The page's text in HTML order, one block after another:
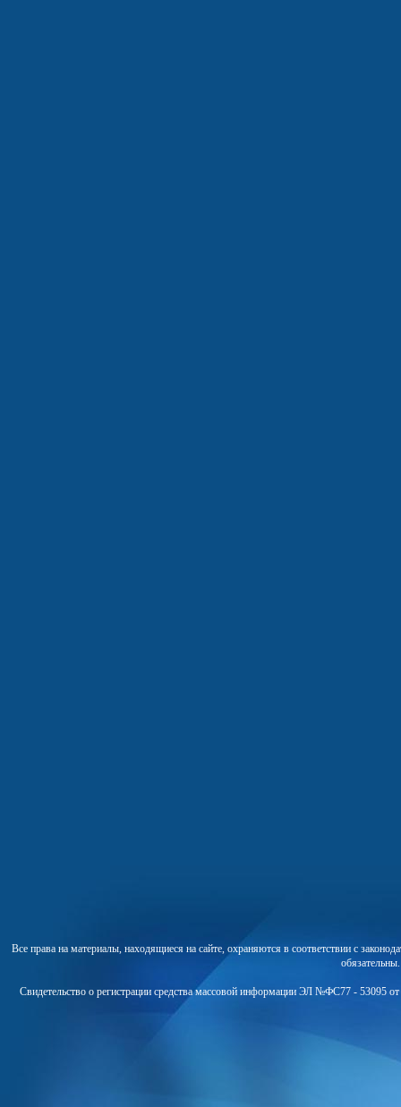
Все права на материалы, находящиеся на сайте, охраняются в соответствии с
Свидетельство о регистрации средства массовой информации ЭЛ №ФС77 - 53095